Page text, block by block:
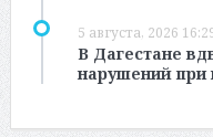
5 августа, 2026
В Дагестане
нарушений при